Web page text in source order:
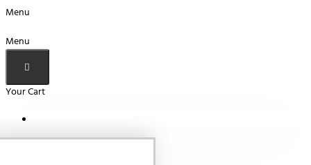
Menu
Menu
Your Cart